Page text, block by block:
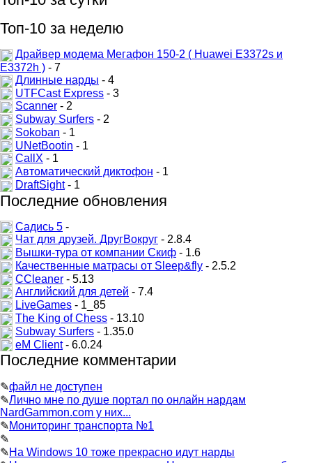
Топ-10 за неделю
Драйвер модема Мегафон 150-2 ( Huawei E3372s и
E3372h ) - 7
Длинные нарды - 4
UTFCast Express - 3
Scanner - 2
Subway Surfers - 2
Sokoban - 1
UNetBootin - 1
CallX - 1
Автоматический диктофон - 1
DraftSight- 1
Последние обновления
Садись 5 -
Чат для друзей. ДругВокруг - 2.8.4
Вышки-тура от компании Скиф - 1.6
Качественные матрасы от Sleep&fly - 2.5.2
CCleaner - 5.13
Английский для детей - 7.4
LiveGames - 1_85
The King of Chess - 13.10
Subway Surfers - 1.35.0
eM Client- 6.0.24
Последние комментарии
✎файл не доступен
✎Лично мне по душе портал по онлайн нардам
NardGammon.com у них...
✎Мониторинг транспорта №1
✎
✎На Windows 10 тоже прекрасно идут нарды